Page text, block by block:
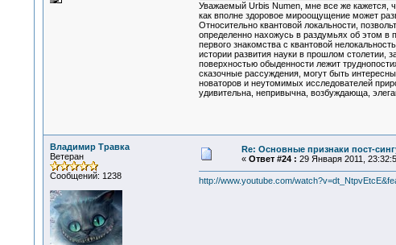
Уважаемый Urbis Numen, мне все же кажется,
как вполне здоровое мироощущение может
Относительно квантовой локальности,
определенно нахожусь в раздумьях об этом в
первого знакомства с квантовой
истории развития науки в прошлом столетии,
поверхностью обыденности лежит
сказочные рассуждения, могут быть
новаторов и неутомимых исследователей
удивительна, непривычна, возбуждающа,
Владимир Травка
Ветеран
Сообщений: 1238
Re: Основные признаки пост-
« Ответ #24 : 29 Января 2011,
http://www.youtube.com/